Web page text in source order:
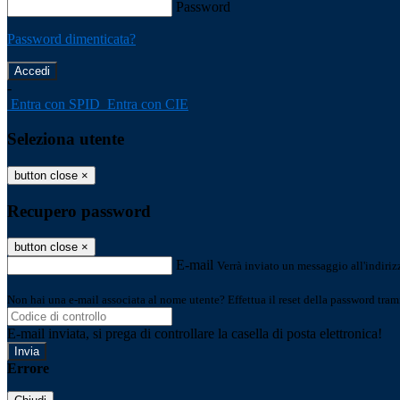
Password
Password dimenticata?
-
Entra con SPID Entra con CIE
Seleziona utente
button close ×
Recupero password
button close ×
E-mail Verrà inviato un messaggio
Non hai una e-mail associata al nome utente? Effettua il reset della password
E-mail inviata, si prega di controllare la casella di posta elettronica!
Errore